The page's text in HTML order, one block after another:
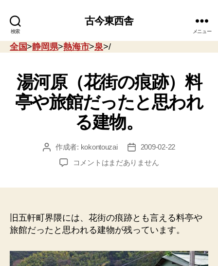
検索
古今東西舎
メニュー
全国>静岡県>熱海市>泉>/
湯河原（花街の痕跡）料
亭や旅館だったと思われ
る建物。
投 作成者: kokontouzai
投
稿
日
2009-02-22
湯
の
痕
跡）
亭
コメントはまだありません
旧五軒町界隈には、花街の痕跡とも言える料亭や
旅館だったと思われる建物が残っています。